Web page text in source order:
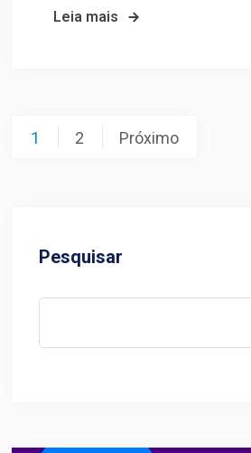
Leia mais
1 2 Próximo
Pesquisar